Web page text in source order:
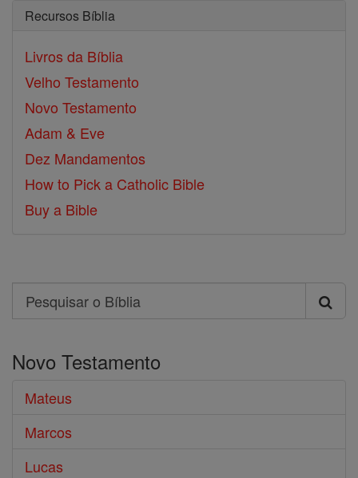
Recursos Bíblia
Livros da Bíblia
Velho Testamento
Novo Testamento
Adam & Eve
Dez Mandamentos
How to Pick a Catholic Bible
Buy a Bible
Search
Pesquisar
Bíblia
Novo Testamento
Mateus
Marcos
Lucas